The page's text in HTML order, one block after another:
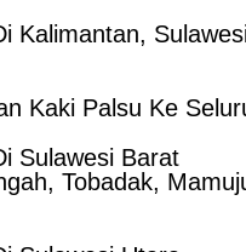
Kalimantan,
Kaki Palsu Ke
Sulawesi Barat
Tobadak,